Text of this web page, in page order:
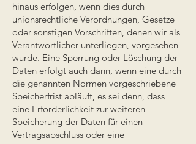
hinaus erfolgen, wenn dies durch
unionsrechtliche Verordnungen, Gesetze
oder sonstigen Vorschriften, denen wir als
Verantwortlicher unterliegen, vorgesehen
wurde. Eine Sperrung oder Löschung der
Daten erfolgt auch dann, wenn eine durch
die genannten Normen vorgeschriebene
Speicherfrist abläuft, es sei denn, dass
eine Erforderlichkeit zur weiteren
Speicherung der Daten für einen
Vertragsabschluss oder eine